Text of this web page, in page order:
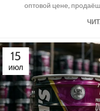
оптовой цене,
15
ИЮЛ